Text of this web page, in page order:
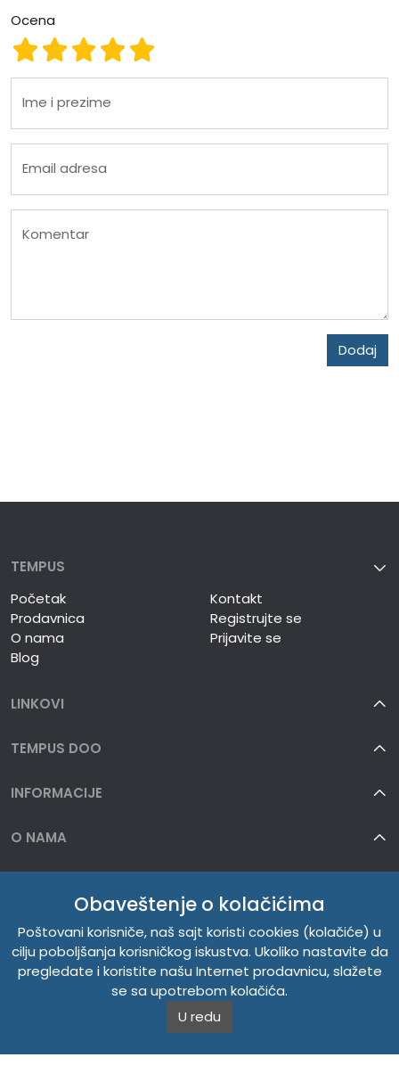
Ocena
Ocena 5
Ocena 4
Ocena 3
Ocena 2
Ocena 1
Ime i prezime
Email adresa
Komentar
Dodaj
TEMPUS
Početak
Prodavnica
O nama
Blog
Kontakt
Registrujte se
Prijavite se
LINKOVI
TEMPUS DOO
INFORMACIJE
O NAMA
Obaveštenje o kolačićima
Poštovani korisniče, naš sajt koristi cookies (kolačiće) u
cilju poboljšanja korisničkog iskustva. Ukoliko nastavite da
pregledate i koristite našu Internet prodavnicu, slažete
se sa upotrebom kolačića.
U redu